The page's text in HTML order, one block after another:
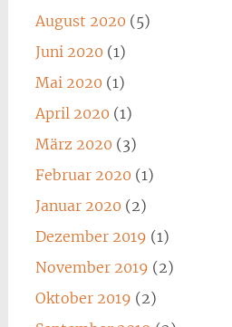
August 2020 (5)
Juni 2020 (1)
Mai 2020 (1)
April 2020 (1)
März 2020 (3)
Februar 2020 (1)
Januar 2020 (2)
Dezember 2019 (1)
November 2019 (2)
Oktober 2019 (2)